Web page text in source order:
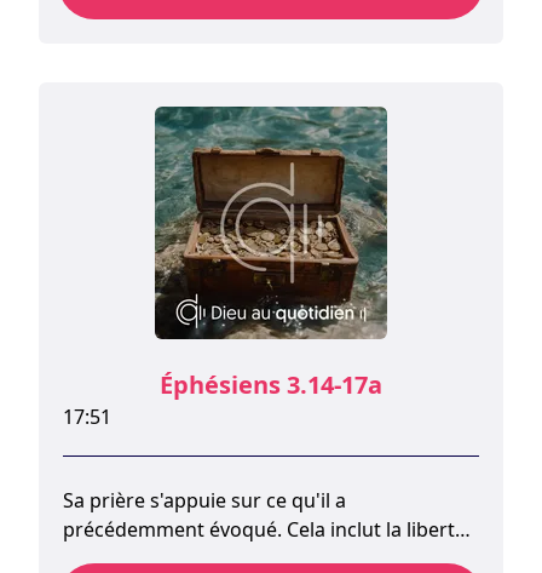
Éphésiens 3.14-17a
17:51
Sa prière s'appuie sur ce qu'il a
précédemment évoqué. Cela inclut la liberté,
l'assurance et la confiance nécessaires pour